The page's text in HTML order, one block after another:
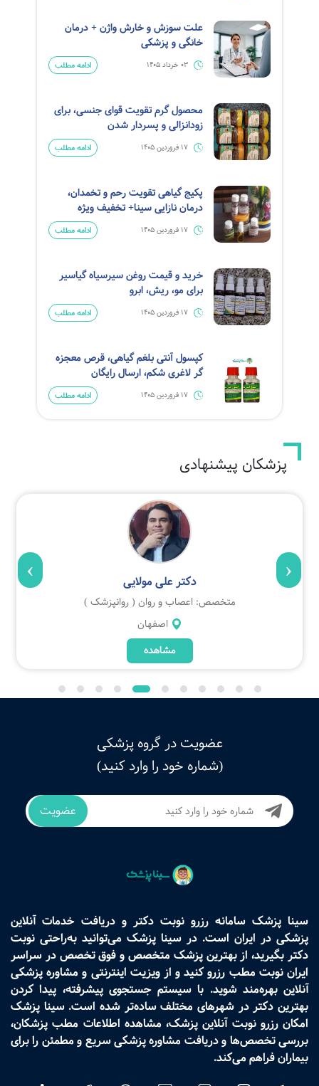
علت سوزش و خارش واژن + درمان
خانگی و پزشکی
03 خرداد 1405 ادامه مطلب
محصول گرم تقویت قوای جنسی، برای
زودانزالی و پسردار شدن
17 فروردین 1405 ادامه مطلب
پکیج گیاهی تقویت رحم و تخمدان،
درمان نازایی سینا+ تخفیف ویژه
17 فروردین 1405 ادامه مطلب
خرید و قیمت روغن سیرسیاه گیاسیر
برای مو، ریش، ابرو
17 فروردین 1405 ادامه مطلب
کپسول آنتی بلغم گیاهی، قرص معجزه
گر لاغری شکم، ارسال رایگان
17 فروردین 1405 ادامه مطلب
پزشکان پیشنهادی
دکتر علی مولایی
متخصص: اعصاب و روان ( روانپزشک )
اصفهان
مشاهده
‹
›
عضویت در گروه پزشکی
(شماره خود را وارد کنید)
عضویت
سینا پزشک سامانه رزرو نوبت دکتر و دریافت خدمات آنلاین
پزشکی در ایران است. در سینا پزشک می‌توانید به‌راحتی نوبت
دکتر بگیرید، از بهترین پزشک متخصص و فوق تخصص در سراسر
ایران نوبت مطب رزرو کنید و از ویزیت اینترنتی و مشاوره پزشکی
آنلاین بهره‌مند شوید. با سیستم جستجوی پیشرفته، پیدا کردن
بهترین دکتر در شهرهای مختلف ساده‌تر شده است. سینا پزشک
امکان رزرو نوبت آنلاین پزشک، مشاهده اطلاعات مطب پزشکان،
بررسی تخصص‌ها و دریافت مشاوره پزشکی سریع و مطمئن را برای
بیماران فراهم می‌کند.